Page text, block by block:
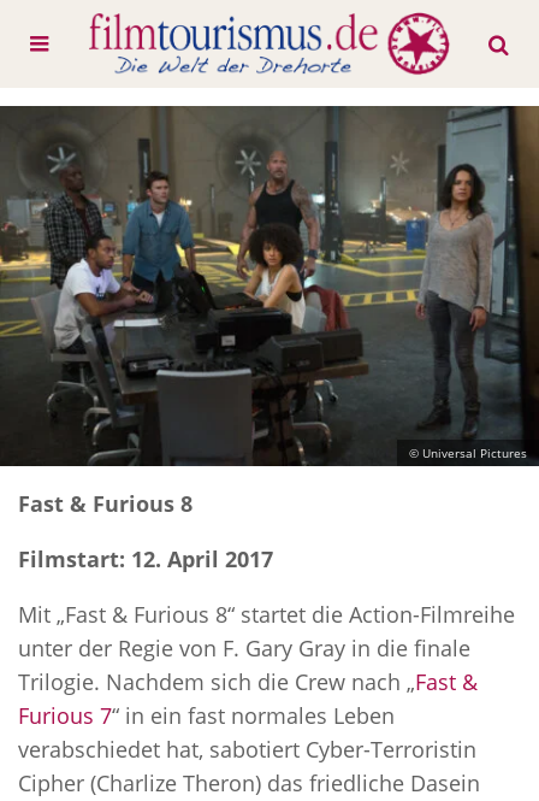
© Universal Pictures
Fast & Furious 8
Filmstart: 12. April 2017
Mit „Fast & Furious 8“ startet die Action-Filmreihe
unter der Regie von F. Gary Gray in die finale
Trilogie. Nachdem sich die Crew nach „Fast &
Furious 7“ in ein fast normales Leben
verabschiedet hat, sabotiert Cyber-Terroristin
Cipher (Charlize Theron) das friedliche Dasein